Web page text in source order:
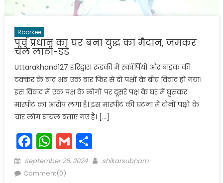
Roorkee
पूर्व प्रधान का घर बना युद्ध का मैदान, जमकर
चले लाठी-डंडे
Uttarakhand127 हरिद्वार। रुड़की में स्कॉर्पियो और बाइक की
टक्कर के बाद अब एक बार फिर से दो पक्षों के बीच विवाद हो गया।
इस विवाद में एक पक्ष के लोगों पर दूसरे पक्ष के घर में घुसकर
मारपीट का आरोप लगा है। इस मारपीट की घटना में दोनों पक्षों के
चार लोग घायल बताए गए हैं। […]
Facebook
WhatsApp
GmailShare
Posted
on
September 26, 2024 Author
shikarsubham
Comment(0)